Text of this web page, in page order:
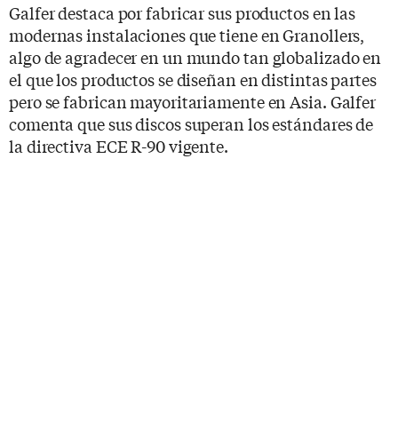
Galfer destaca por fabricar sus productos en las
modernas instalaciones que tiene en Granollers,
algo de agradecer en un mundo tan globalizado en
el que los productos se diseñan en distintas partes
pero se fabrican mayoritariamente en Asia. Galfer
comenta que sus discos superan los estándares de
la directiva ECE R-90 vigente.